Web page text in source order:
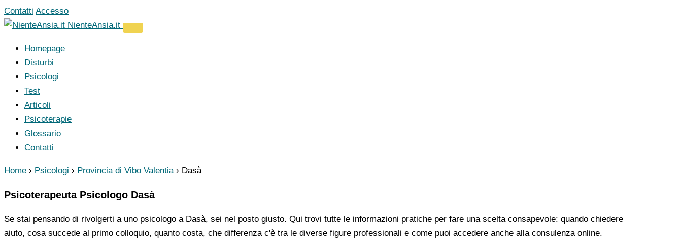
Vai
al
Contatti Accesso
NienteAnsia.it
Homepage
Disturbi
Psicologi
Test
Articoli
Psicoterapie
Glossario
Contatti
Home › Psicologi › Provincia di Vibo Valentia › Dasà
Psicoterapeuta Psicologo Dasà
Se stai pensando di rivolgerti a uno psicologo a Dasà, sei nel posto giusto. Qui trovi tutte le informazioni pratiche per fare una scelta consapevole: quando chiedere
aiuto, cosa succede al primo colloquio, quanto costa, che differenza c'è tra le diverse figure professionali e come puoi accedere anche alla consulenza online.